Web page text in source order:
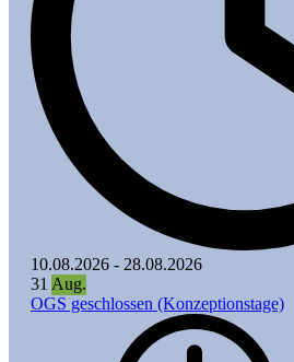
10.08.2026 - 28.08.2026
31 Aug.
OGS geschlossen (Konzeptionstage)